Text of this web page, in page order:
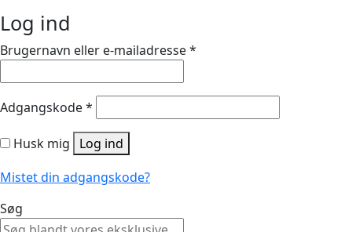
Log ind
Brugernavn eller e-mailadresse*
Adgangskode*
Husk mig
Log ind
Mistet din adgangskode?
Søg